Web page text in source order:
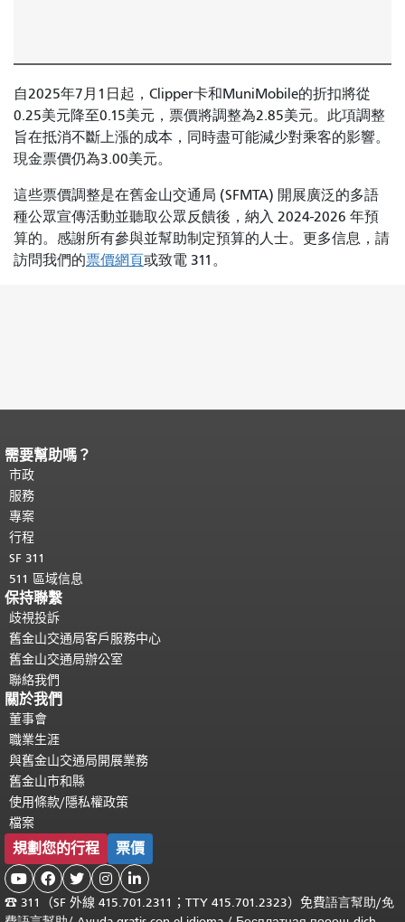
自2025年7月1日起，Clipper卡和MuniMobile的折扣將從
0.25美元降至0.15美元，票價將調整為2.85美元。此項調整
旨在抵消不斷上漲的成本，同時盡可能減少對乘客的影響。
現金票價仍為3.00美元。
這些票價調整是在舊金山交通局 (SFMTA) 開展廣泛的多語
種公眾宣傳活動並聽取公眾反饋後，納入 2024-2026 年預
算的。感謝所有參與並幫助制定預算的人士。更多信息，請
訪問我們的票價網頁或致電 311。
頁面內容結束。
都會重複顯示。
需要幫助嗎？
市政
服務
專案
行程
SF 311
511 區域信息
保持聯繫
歧視投訴
舊金山交通局客戶服務中心
舊金山交通局辦公室
聯絡我們
關於我們
董事會
職業生涯
與舊金山交通局開展業務
舊金山市和縣
使用條款/隱私權政策
檔案
規劃您的行程 票價
    
☎ 311（SF 外線 415.701.2311；TTY 415.701.2323）免費語言幫助/免